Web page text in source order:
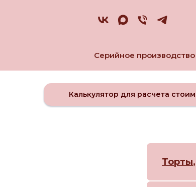
Серийное производство
Калькулятор для расчета
Торты,